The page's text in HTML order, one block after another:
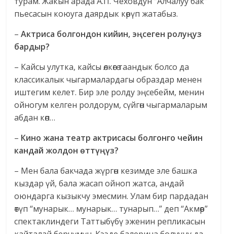
пьесасын коюуга даярдык көрүп жатабыз.
–Актриса болгондон кийин, эңсеген ролуңуз
бардыр?
– Кайсы улутка, кайсы өлкөгө таандык болсо да
классикалык чыгармалардагы образдар менен
иштегим келет. Бир эле ролду эңсебейм, менин
ойногум келген ролдорум, сүйгөн чыгармаларым
абдан көп…
– Кино жана театр актрисасы болгонго чейин
кандай жолдон өттүңүз?
– Мен бала бакчада жүргөн кезимде эле башка
кыздар үй, бала жасап ойноп жатса, андай
оюндарга кызыкчу эмесмин. Улам бир пардадан
өтүп “мунарык… мунарык… тунарып…” деп “Акмөөр”
спектаклиндеги Таттыбүбү эженин репликасын